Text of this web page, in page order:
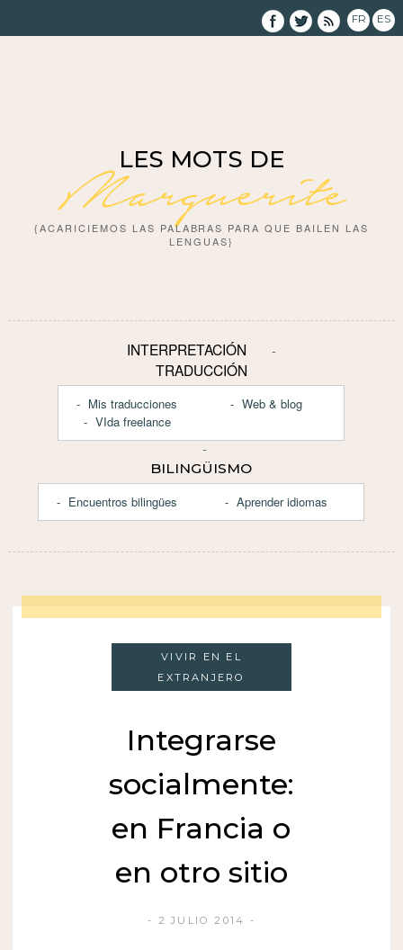
FR ES
LES MOTS DE
Marguerite
{ACARICIEMOS LAS PALABRAS PARA QUE BAILEN LAS
LENGUAS}
INTERPRETACIÓN
TRADUCCIÓN
Mis traducciones
VIda freelance
Web & blog
BILINGÜISMO
Encuentros bilingües
Aprender idiomas
VIVIR EN EL
EXTRANJERO
Integrarse
socialmente:
en Francia o
en otro sitio
2 JULIO 2014